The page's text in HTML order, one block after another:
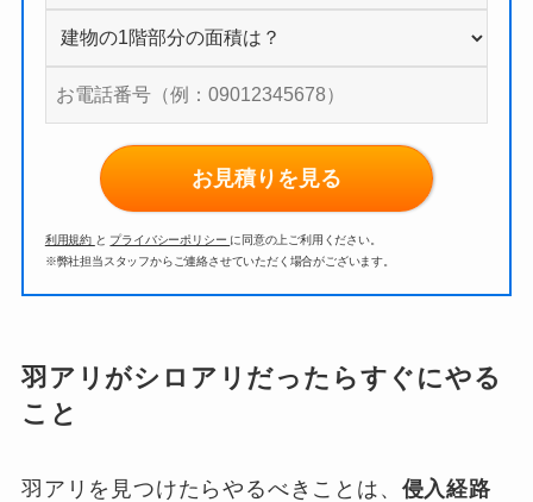
お見積りを見る
利用規約 と プライバシーポリシー に同意の上ご利用ください。
※弊社担当スタッフからご連絡させていただく場合がございます。
羽アリがシロアリだったらすぐにやる
こと
羽アリを見つけたらやるべきことは、 侵入経路